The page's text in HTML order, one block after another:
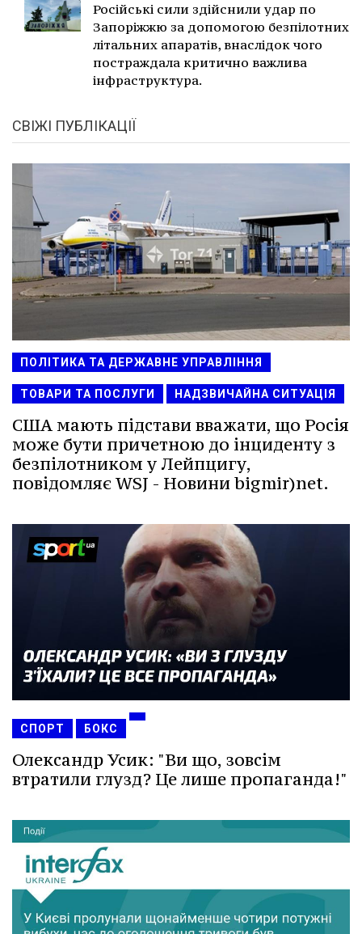
Російські сили здійснили удар по
Запоріжжю за допомогою безпілотних
літальних апаратів, внаслідок чого
постраждала критично важлива
інфраструктура.
СВІЖІ ПУБЛІКАЦІЇ
ПОЛІТИКА ТА ДЕРЖАВНЕ УПРАВЛІННЯ
ТОВАРИ ТА ПОСЛУГИ НАДЗВИЧАЙНА СИТУАЦІЯ
США мають підстави вважати, що Росія
може бути причетною до інциденту з
безпілотником у Лейпцигу,
повідомляє WSJ - Новини bigmir)net.
СПОРТ БОКС
Олександр Усик: "Ви що, зовсім
втратили глузд? Це лише пропаганда!"